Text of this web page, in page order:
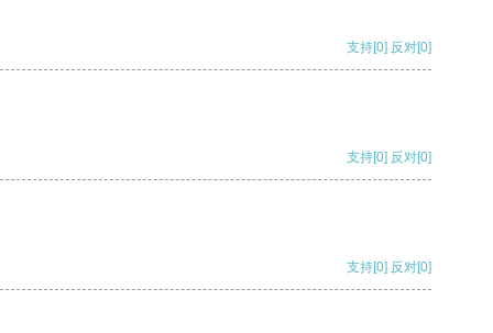
支持[0] 反对[0]
支持[0] 反对[0]
支持[0] 反对[0]